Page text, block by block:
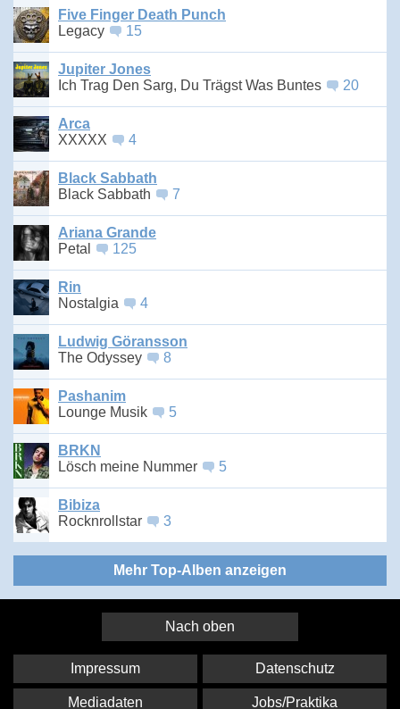
Five Finger Death Punch
Legacy
15
Jupiter Jones
Ich Trag Den Sarg, Du Trägst Was Buntes
20
Arca
XXXXX
4
Black Sabbath
Black Sabbath
7
Ariana Grande
Petal
125
Rin
Nostalgia
4
Ludwig Göransson
The Odyssey
8
Pashanim
Lounge Musik
5
BRKN
Lösch meine Nummer
5
Bibiza
Rocknrollstar
3
Mehr Top-Alben anzeigen
Nach oben
Impressum Datenschutz
Mediadaten Jobs/Praktika